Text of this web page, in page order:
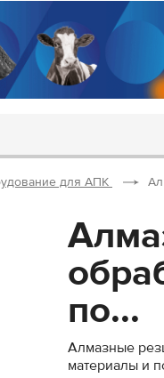
для АПК
по...
Алмазные
материалы и